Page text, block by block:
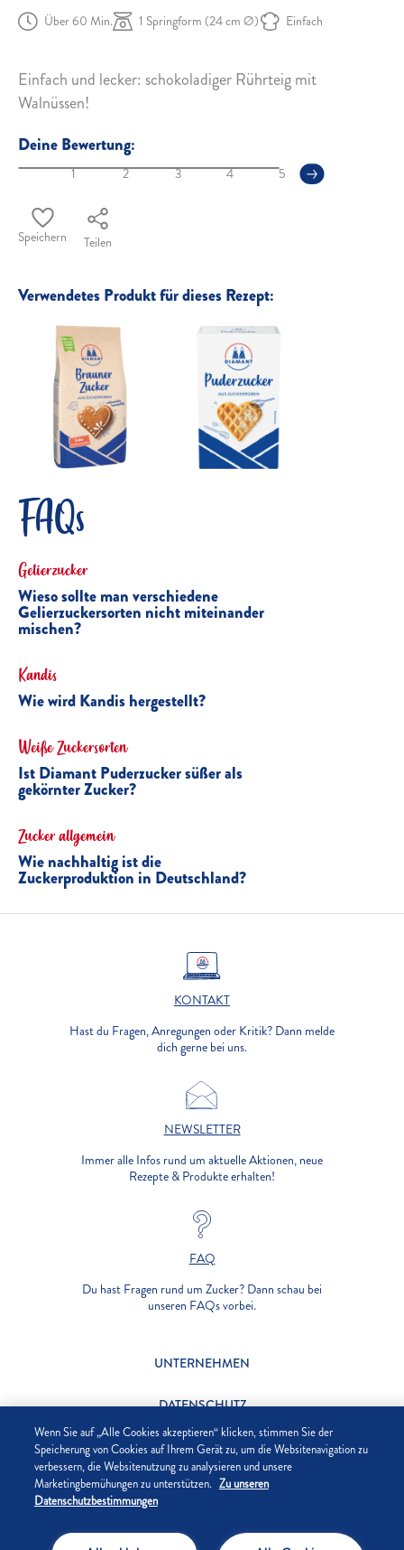
Über 60 Min. 1 Springform (24 cm Ø) Einfach
Einfach und lecker: schokoladiger Rührteig mit
Walnüssen!
Deine Bewertung:
1 2 3 4 5
Speichern Teilen
Verwendetes Produkt für dieses Rezept:
FAQs
Gelierzucker
Wieso sollte man verschiedene
Gelierzuckersorten nicht miteinander
mischen?
Kandis
Wie wird Kandis hergestellt?
Weiße Zuckersorten
Ist Diamant Puderzucker süßer als
gekörnter Zucker?
Zucker allgemein
Wie nachhaltig ist die
Zuckerproduktion in Deutschland?
KONTAKT
Hast du Fragen, Anregungen oder Kritik? Dann melde
dich gerne bei uns.
NEWSLETTER
Immer alle Infos rund um aktuelle Aktionen, neue
Rezepte & Produkte erhalten!
FAQ
Du hast Fragen rund um Zucker? Dann schau bei
unseren FAQs vorbei.
UNTERNEHMEN
DATENSCHUTZ
IMPRESSUM
COOKIE-EINSTELLUNGEN
Wenn Sie auf „Alle Cookies akzeptieren“ klicken, stimmen Sie der
Speicherung von Cookies auf Ihrem Gerät zu, um die Websitenavigation zu
verbessern, die Websitenutzung zu analysieren und unsere
Marketingbemühungen zu unterstützen. Zu unseren
Datenschutzbestimmungen